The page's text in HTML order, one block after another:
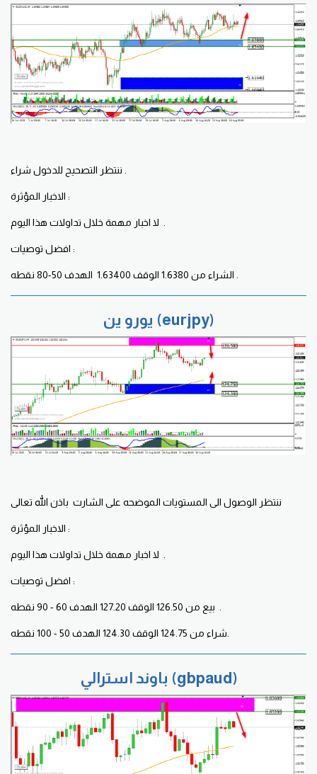
الاخبار المؤثرة :
افضل توصيات :
يورو ين (eurjpy)
الاخبار المؤثرة :
افضل توصيات :
باوند استرالي (gbpaud)